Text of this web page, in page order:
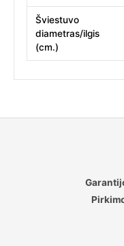
Šviestuvo
diametras/ilgis
(cm.)